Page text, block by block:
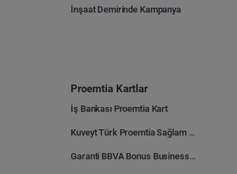
İnşaat Demirinde Kampanya
Proemtia Kartlar
İş Bankası Proemtia Kart
Kuveyt Türk Proemtia Sağlam Bayi Kart
Garanti BBVA Bonus Business Proemtia Bayi Kart